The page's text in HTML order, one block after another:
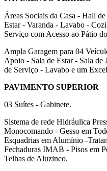
Áreas Sociais da Casa - Hall
Estar - Varanda - Lavabo -
Serviço com Acesso ao Pátio
Ampla Garagem para 04
Apoio - Sala de Estar - Sala
de Serviço - Lavabo e um
PAVIMENTO SUPERIOR
03 Suítes - Gabinete.
Sistema de rede Hidráulica
Monocomando - Gesso em
Esquadrias em Alumínio -
Fechaduras IMAB - Pisos em
Telhas de Aluzinco.